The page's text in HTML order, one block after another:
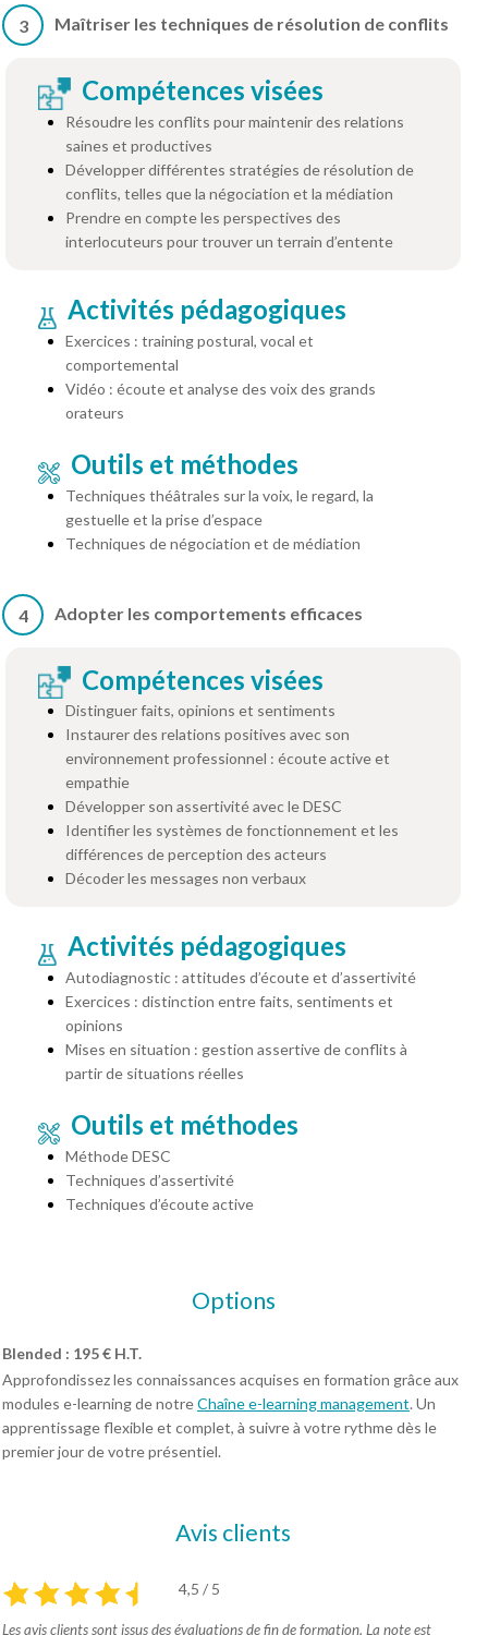
3 Maîtriser les techniques de résolution de conflits
Compétences visées
Résoudre les conflits pour maintenir des relations
saines et productives
Développer différentes stratégies de résolution de
conflits, telles que la négociation et la médiation
Prendre en compte les perspectives des
interlocuteurs pour trouver un terrain d’entente
Activités pédagogiques
Exercices : training postural, vocal et
comportemental
Vidéo : écoute et analyse des voix des grands
orateurs
Outils et méthodes
Techniques théâtrales sur la voix, le regard, la
gestuelle et la prise d’espace
Techniques de négociation et de médiation
4 Adopter les comportements efficaces
Compétences visées
Distinguer faits, opinions et sentiments
Instaurer des relations positives avec son
environnement professionnel : écoute active et
empathie
Développer son assertivité avec le DESC
Identifier les systèmes de fonctionnement et les
différences de perception des acteurs
Décoder les messages non verbaux
Activités pédagogiques
Autodiagnostic : attitudes d’écoute et d’assertivité
Exercices : distinction entre faits, sentiments et
opinions
Mises en situation : gestion assertive de conflits à
partir de situations réelles
Outils et méthodes
Méthode DESC
Techniques d’assertivité
Techniques d’écoute active
Options
Blended : 195 € H.T.
Approfondissez les connaissances acquises en formation grâce aux
modules e-learning de notreChaîne e-learning management. Un
apprentissage flexible et complet, à suivre à votre rythme dès le
premier jour de votre présentiel.
Avis clients
4,5 / 5
Les avis clients sont issus des évaluations de fin de formation. La note est